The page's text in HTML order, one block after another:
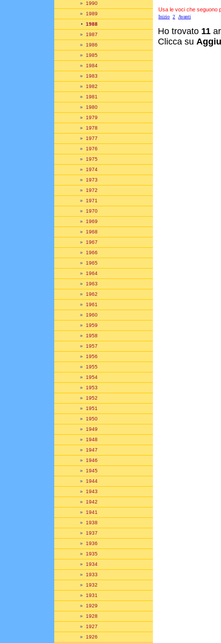
» 1990
» 1989
• 1988
» 1987
» 1986
» 1985
» 1984
» 1983
» 1982
» 1981
» 1980
» 1979
» 1978
» 1977
» 1976
» 1975
» 1974
» 1973
» 1972
» 1971
» 1970
» 1969
» 1968
» 1967
» 1966
» 1965
» 1964
» 1963
» 1962
» 1961
» 1960
» 1959
» 1958
» 1957
» 1956
» 1955
» 1954
» 1953
» 1952
» 1951
» 1950
» 1949
» 1948
» 1947
» 1946
» 1945
» 1944
» 1943
» 1942
» 1941
» 1938
» 1937
» 1936
» 1935
» 1934
» 1933
» 1932
» 1931
» 1929
» 1928
» 1927
» 1926
Usa le voci che seguono
Inizio 2 Avanti
Ho trovato 11
Clicca su